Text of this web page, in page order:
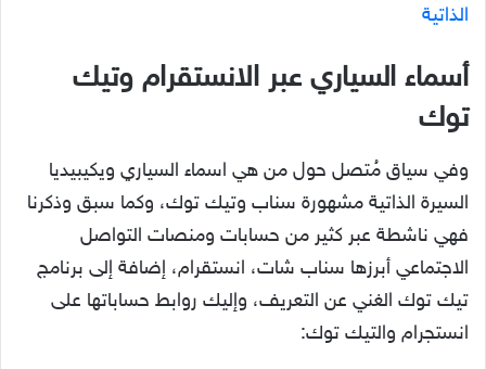
الذاتية
أسماء السياري عبر الانستقرام وتيك
توك
وفي سياق مُتصل حول من هي اسماء السياري ويكيبيديا
السيرة الذاتية مشهورة سناب وتيك توك، وكما سبق وذكرنا
فهي ناشطة عبر كثير من حسابات ومنصات التواصل
الاجتماعي أبرزها سناب شات، انستقرام، إضافة إلى برنامج
تيك توك الغني عن التعريف، وإليك روابط حساباتها على
انستجرام والتيك توك: